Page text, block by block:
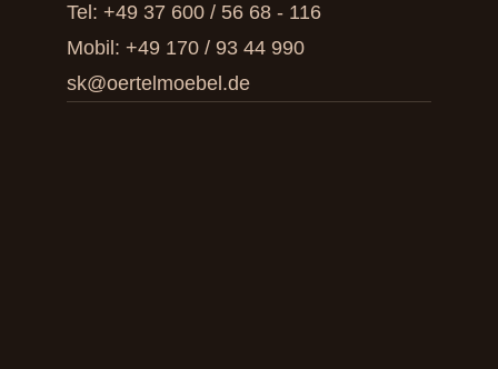
Tel: +49 37 600 / 56 68 - 116
Mobil: +49 170 / 93 44 990
sk@oertelmoebel.de